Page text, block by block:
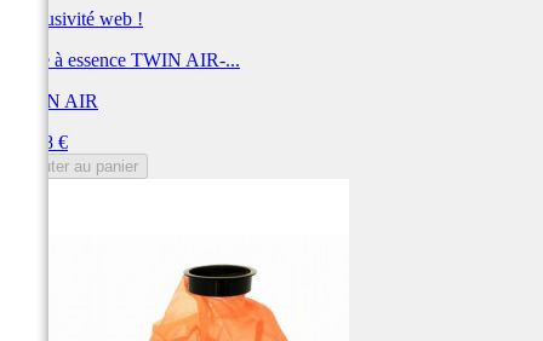
Exclusivité web !
Filtre à essence TWIN AIR-...
TWIN AIR
27,78 €
Ajouter au panier